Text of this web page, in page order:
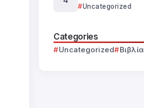
Uncategorized
Categories
Uncategorized Βιβλία